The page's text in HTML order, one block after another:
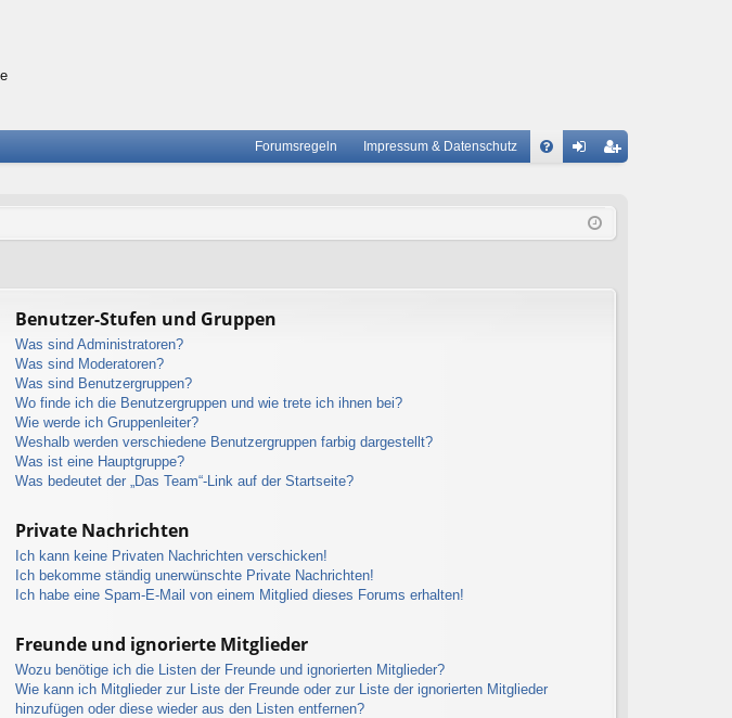
S
Forumsregeln Impressum & Datenschutz
el
ist
rie
Benutzer-Stufen und Gruppen
Was sind Administratoren?
Was sind Moderatoren?
Was sind Benutzergruppen?
Wo finde ich die Benutzergruppen und wie trete ich ihnen bei?
Wie werde ich Gruppenleiter?
Weshalb werden verschiedene Benutzergruppen farbig dargestellt?
Was ist eine Hauptgruppe?
Was bedeutet der „Das Team“-Link auf der Startseite?
Private Nachrichten
Ich kann keine Privaten Nachrichten verschicken!
Ich bekomme ständig unerwünschte Private Nachrichten!
Ich habe eine Spam-E-Mail von einem Mitglied dieses Forums erhalten!
Freunde und ignorierte Mitglieder
Wozu benötige ich die Listen der Freunde und ignorierten Mitglieder?
Wie kann ich Mitglieder zur Liste der Freunde oder zur Liste der ignorierten Mitglieder
hinzufügen oder diese wieder aus den Listen entfernen?